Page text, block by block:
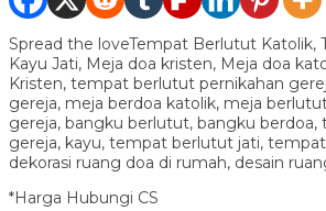
Spread the loveTempat Berlutut Katolik,
Kayu Jati, Meja doa kristen, Meja doa
Kristen, tempat berlutut pernikahan
gereja, meja berdoa katolik, meja
gereja, bangku berlutut, bangku berdoa,
gereja, kayu, tempat berlutut jati,
dekorasi ruang doa di rumah, desain
*Harga Hubungi CS